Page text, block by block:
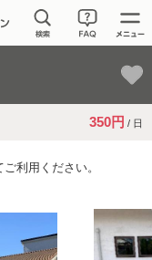
350円 / 日
利用ください。